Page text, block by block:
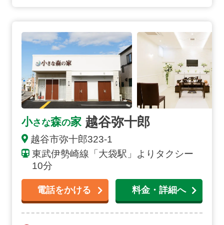
小さな森の家 越谷弥十郎
越谷市弥十郎323-1
東武伊勢崎線「大袋駅」よりタクシー
10分
電話をかける 料金・詳細へ